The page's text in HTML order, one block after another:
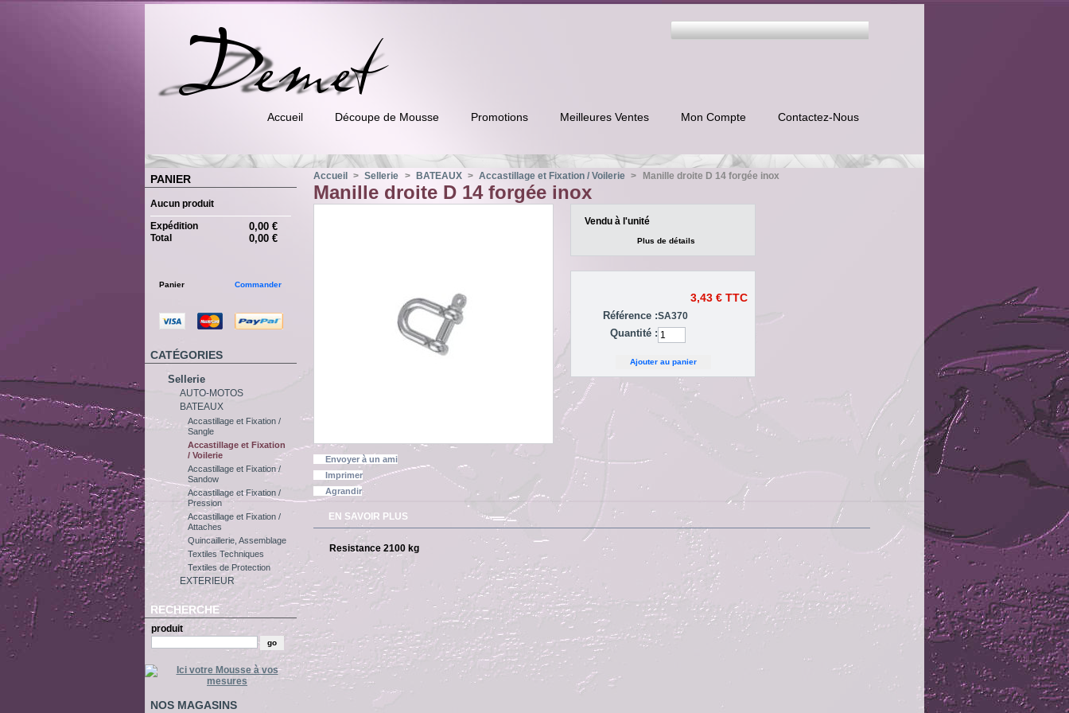
Accueil Découpe de Mousse Promotions Meilleures Ventes Mon Compte Contactez-Nous
PANIER
Aucun produit
Expédition
0,00 €
Total 0,00 €
Panier Commander
CATÉGORIES
Sellerie
AUTO-MOTOS
BATEAUX
Accastillage et Fixation /
Sangle
Accastillage et Fixation
/ Voilerie
Accastillage et Fixation /
Sandow
Accastillage et Fixation /
Pression
Accastillage et Fixation /
Attaches
Quincaillerie, Assemblage
Textiles Techniques
Textiles de Protection
EXTERIEUR
RECHERCHE
produit
NOS MAGASINS
Accueil > Sellerie > BATEAUX > Accastillage et Fixation / Voilerie > Manille droite D 14 forgée inox
Manille droite D 14 forgée inox
Envoyer à un ami
Imprimer
Agrandir
Vendu à l'unité
Plus de détails
3,43 €TTC
Référence :SA370
Quantité :
EN SAVOIR PLUS
Resistance 2100 kg